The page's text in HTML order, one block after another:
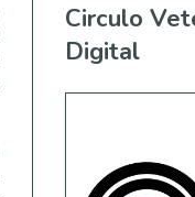
Circulo
Digital